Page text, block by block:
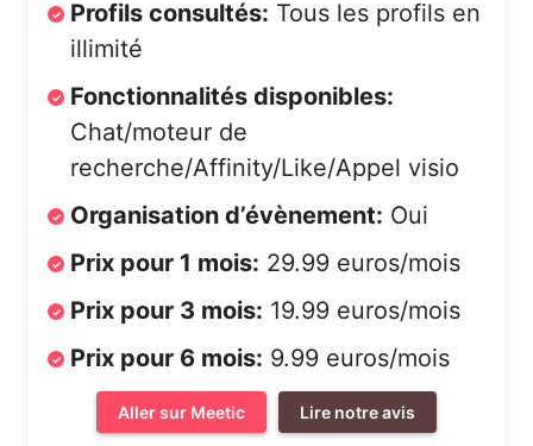
Profils consultés: Tous les profils en
illimité
Fonctionnalités disponibles:
Chat/moteur de
recherche/Affinity/Like/Appel visio
Organisation d’évènement: Oui
Prix pour 1 mois: 29.99 euros/mois
Prix pour 3 mois: 19.99 euros/mois
Prix pour 6 mois: 9.99 euros/mois
Aller sur Meetic Lire notre avis